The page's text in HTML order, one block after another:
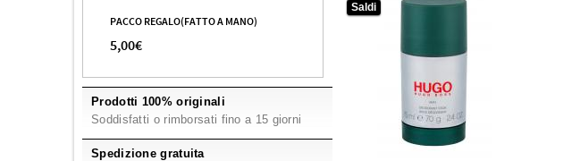
PACCO REGALO(FATTO A MANO)
5,00€
Prodotti 100% originali
Soddisfatti o rimborsati fino a 15 giorni
Spedizione gratuita
Saldi